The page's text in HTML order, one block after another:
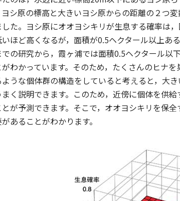
シ原の標高と大きいヨシ原からの距離の２つ
た。ヨシ原にオオヨシキリが生息する確率は
ほど高くなるが，面積が0.5ヘクタール以上
の研究から，霞ヶ浦では面積0.5ヘクタール
わかっています。そのため，たくさんのヒナ
うな個体群の構造をしていると考えると，大
く説明できます。このため，近傍に個体を供
が予測できます。そこで，オオヨシキリを保
あることがわかります。